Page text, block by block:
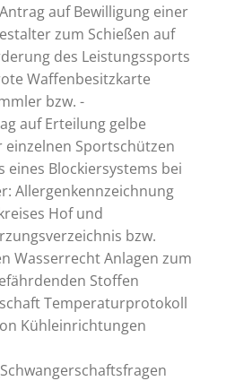
auf Bewilligung einer
zum Schießen auf
des Leistungssports
Waffenbesitzkarte
bzw. -
auf Erteilung gelbe
Sportschützen
eines Blockiersystems bei
Allergenkennzeichnung
Hof und
bzw.
Wasserrecht Anlagen zum
Stoffen
Temperaturprotokoll
Kühleinrichtungen